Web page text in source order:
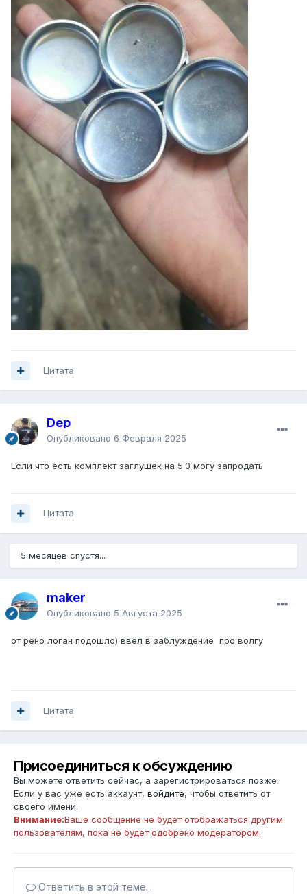
Цитата
Dep
Опубликовано 6 Февраля 2025
Если что есть комплект заглушек на 5.0 могу запродать
Цитата
5 месяцев спустя...
maker
Опубликовано 5 Августа 2025
от рено логан подошло) ввел в заблуждение про волгу
Цитата
Присоединиться к обсуждению
Вы можете ответить сейчас, а зарегистрироваться позже.
Если у вас уже есть аккаунт, войдите, чтобы ответить от
своего имени.
Внимание:Ваше сообщение не будет отображаться другим
пользователям, пока не будет одобрено модератором.
Ответить в этой теме...